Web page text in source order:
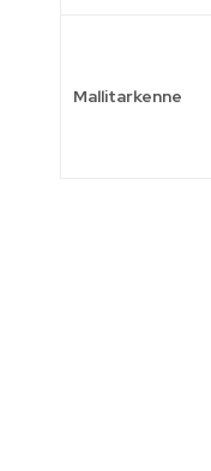
Mallitarkenne